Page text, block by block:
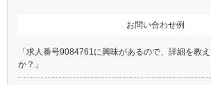
お問い合わせ例
「求人番号9084761に興味があるので、詳細を教
か？」